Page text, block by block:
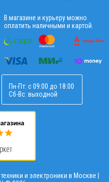
В магазине и курьеру можно
оплатить наличными и картой.
Пн-Пт: с 09:00 до 18:00
Сб-Вс: выходной
и электроники в Москве |